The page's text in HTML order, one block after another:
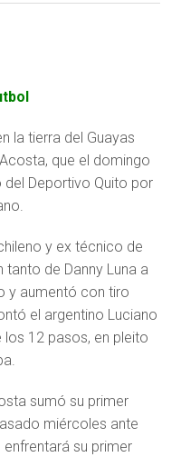
la tierra del Guayas
que el domingo
Deportivo Quito por
y ex técnico de
de Danny Luna a
y aumentó con tiro
el argentino Luciano
los 12 pasos, en pleito
sumó su primer
miércoles ante
su primer